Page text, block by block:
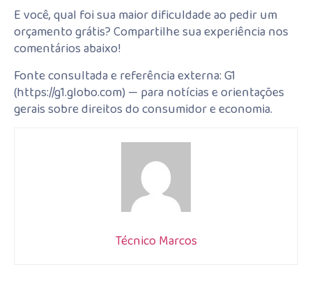
E você, qual foi sua maior dificuldade ao pedir um
orçamento grátis? Compartilhe sua experiência nos
comentários abaixo!
Fonte consultada e referência externa: G1
(https://g1.globo.com) — para notícias e orientações
gerais sobre direitos do consumidor e economia.
Técnico Marcos